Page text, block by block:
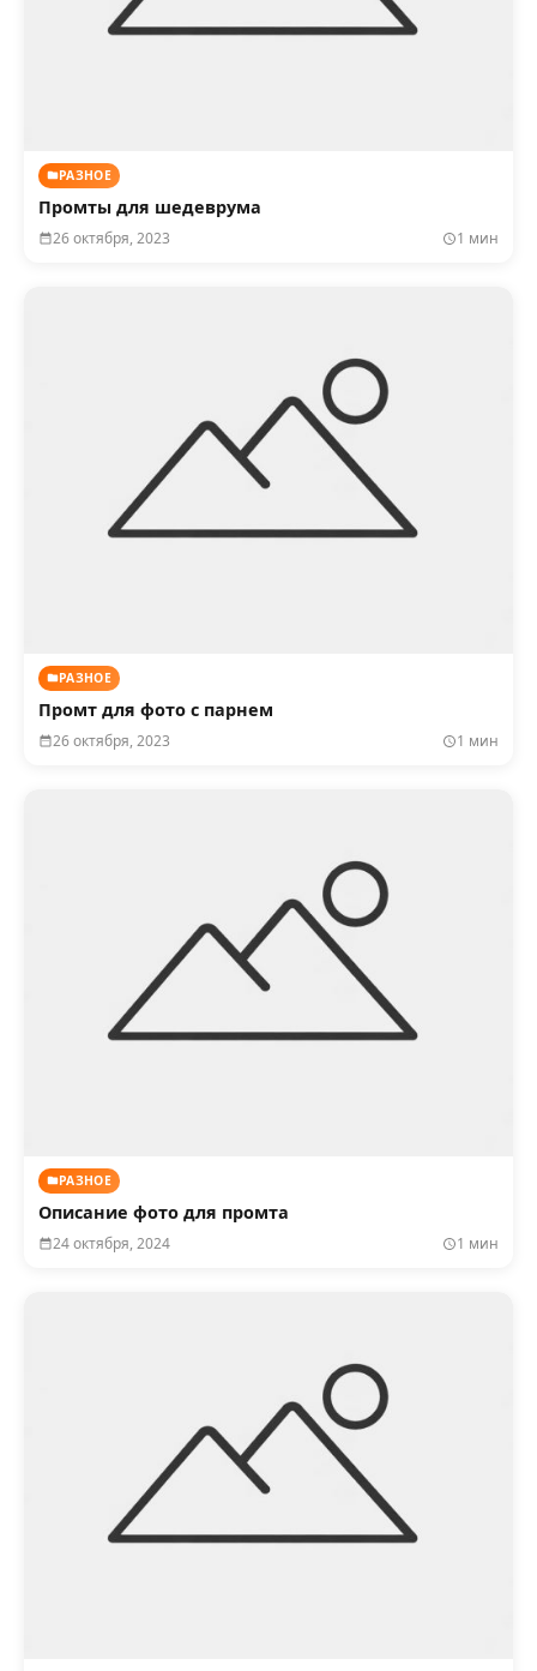
РАЗНОЕ
Промты для шедеврума
26 октября, 2023 1 мин
РАЗНОЕ
Промт для фото с парнем
26 октября, 2023 1 мин
РАЗНОЕ
Описание фото для промта
24 октября, 2024 1 мин